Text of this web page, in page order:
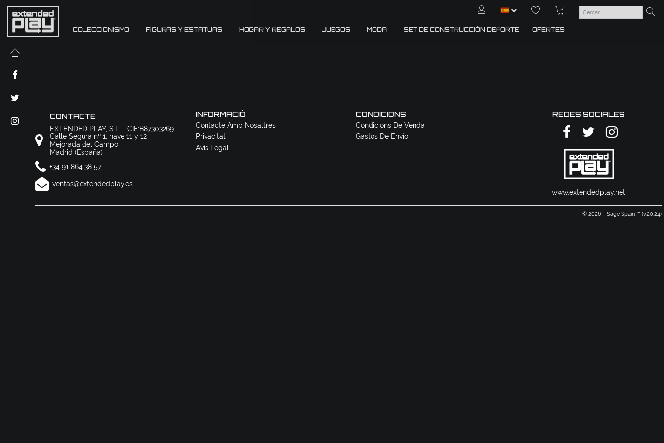
COLECCIONISMO FIGURAS Y ESTATUAS HOGAR Y REGALOS JUEGOS MODA SET DE CONSTRUCCIÓN DEPORTE OFERTES
CONTACTE
EXTENDED PLAY, S.L. - CIF:B87303269
Calle Segura nº 1, nave 11 y 12
Mejorada del Campo
Madrid (España)
+34 91 864 38 57
ventas@extendedplay.es
INFORMACIÓ
Contacte Amb Nosaltres
Privacitat
Avís Legal
CONDICIONS
Condicions De Venda
Gastos De Envío
REDES SOCIALES
www.extendedplay.net
© 2026 - Sage Spain ™ (v.20.24)